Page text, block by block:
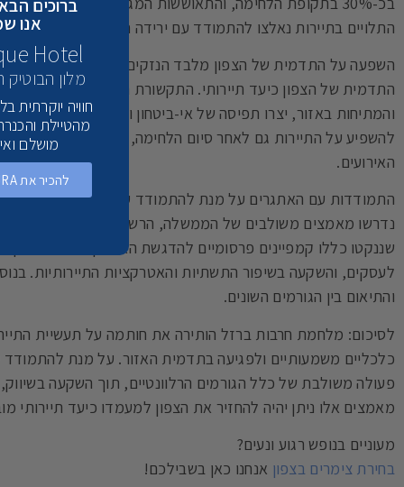
התלויים בתיירות נאלצו להתמודד עם ירידה חדה בהכנסות,
השפעה על התדמית של הצפון מלבד הנזקים הכלכליים, מלחמת
התדמית של הצפון כיעד תיירותי. התקשורת הרבה שליוותה את
והמתיחות באזור, יצרו תפיסה של אי-ביטחון ואי-יציבות בקרב
להשפיע על התיירות גם לאחר סיום הלחימה, כאשר רבים נמנעו
האירועים.
התמודדות עם האתגרים על מנת להתמודד עם האתגרים שנוצרו
נדרשו מאמצים משולבים של הממשלה, הרשויות המקומיות והעסקים
שננקטו כללו קמפיינים פרסומיים להדגשת האטרקציות והביטחון
לעסקים, והשקעה בשיפור התשתיות והאטרקציות התיירותיות.
והתיאום בין הגורמים השונים.
לסיכום: מלחמת חרבות ברזל הותירה את חותמה על תעשיית
כלכליים משמעותיים ולפגיעה בתדמית האזור. על מנת
פעולה משולבת של כלל הגורמים הרלוונטיים, תוך השקעה
מאמצים אלו ניתן יהיה להחזיר את הצפון למעמדו כיעד תיירותי
מעוניים בנופש רגוע ונעים?
בחירת צימרים בצפון אנחנו כאן בשבילכם!
ברוכים
אנו
Hotel
מלון
חוויה
מהטיילת
מושלם
להכיר את AZURA ולהזמין חופשה >